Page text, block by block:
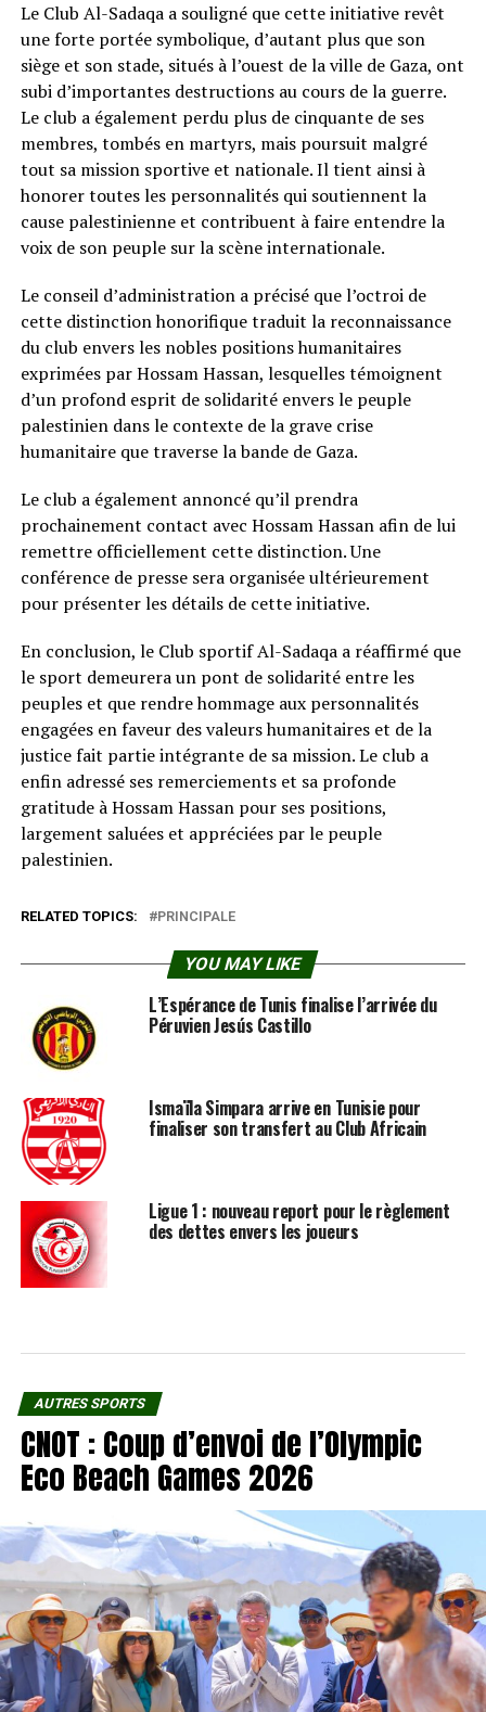
Le Club Al-Sadaqa a souligné que cette initiative revêt
une forte portée symbolique, d’autant plus que son
siège et son stade, situés à l’ouest de la ville de Gaza, ont
subi d’importantes destructions au cours de la guerre.
Le club a également perdu plus de cinquante de ses
membres, tombés en martyrs, mais poursuit malgré
tout sa mission sportive et nationale. Il tient ainsi à
honorer toutes les personnalités qui soutiennent la
cause palestinienne et contribuent à faire entendre la
voix de son peuple sur la scène internationale.
Le conseil d’administration a précisé que l’octroi de
cette distinction honorifique traduit la reconnaissance
du club envers les nobles positions humanitaires
exprimées par Hossam Hassan, lesquelles témoignent
d’un profond esprit de solidarité envers le peuple
palestinien dans le contexte de la grave crise
humanitaire que traverse la bande de Gaza.
Le club a également annoncé qu’il prendra
prochainement contact avec Hossam Hassan afin de lui
remettre officiellement cette distinction. Une
conférence de presse sera organisée ultérieurement
pour présenter les détails de cette initiative.
En conclusion, le Club sportif Al-Sadaqa a réaffirmé que
le sport demeurera un pont de solidarité entre les
peuples et que rendre hommage aux personnalités
engagées en faveur des valeurs humanitaires et de la
justice fait partie intégrante de sa mission. Le club a
enfin adressé ses remerciements et sa profonde
gratitude à Hossam Hassan pour ses positions,
largement saluées et appréciées par le peuple
palestinien.
RELATED TOPICS: PRINCIPALE
YOU MAY LIKE
L’Espérance de Tunis finalise l’arrivée du
Péruvien Jesús Castillo
Ismaïla Simpara arrive en Tunisie pour
finaliser son transfert au Club Africain
Ligue 1 : nouveau report pour le règlement
des dettes envers les joueurs
AUTRES SPORTS
CNOT : Coup d’envoi de l’Olympic
Eco Beach Games 2026